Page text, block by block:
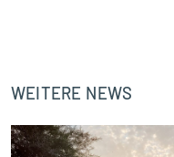
WEITERE NEWS